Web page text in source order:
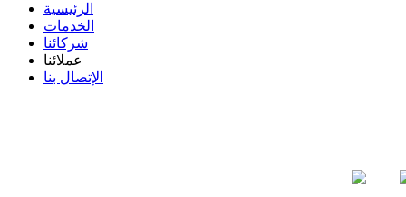
الرئيسية
الخدمات
شركائنا
عملائنا
الإتصال بنا